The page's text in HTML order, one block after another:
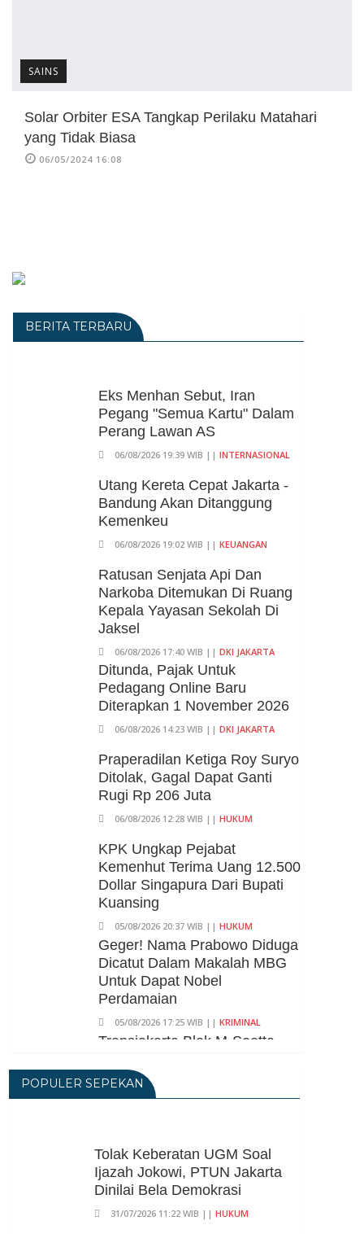
SAINS
Solar Orbiter ESA Tangkap Perilaku Matahari
yang Tidak Biasa
06/05/2024 16:08
BERITA TERBARU
Eks Menhan Sebut, Iran
Pegang "Semua Kartu" Dalam
Perang Lawan AS
06/08/2026 19:39 WIB || INTERNASIONAL
Utang Kereta Cepat Jakarta -
Bandung Akan Ditanggung
Kemenkeu
06/08/2026 19:02 WIB || KEUANGAN
Ratusan Senjata Api Dan
Narkoba Ditemukan Di Ruang
Kepala Yayasan Sekolah Di
Jaksel
06/08/2026 17:40 WIB || DKI JAKARTA
Ditunda, Pajak Untuk
Pedagang Online Baru
Diterapkan 1 November 2026
06/08/2026 14:23 WIB || DKI JAKARTA
Praperadilan Ketiga Roy Suryo
Ditolak, Gagal Dapat Ganti
Rugi Rp 206 Juta
06/08/2026 12:28 WIB || HUKUM
KPK Ungkap Pejabat
Kemenhut Terima Uang 12.500
Dollar Singapura Dari Bupati
Kuansing
05/08/2026 20:37 WIB || HUKUM
Geger! Nama Prabowo Diduga
Dicatut Dalam Makalah MBG
Untuk Dapat Nobel
Perdamaian
05/08/2026 17:25 WIB || KRIMINAL
Transjakarta Blok M-Soetta
Transbandara, Tarif Dipatok
Rp15.000
Pengangguran Di Indonesia
Pada Mei 2026 Turun Jadi 7,22
Juta Orang
05/08/2026 13:45 WIB ||TENAGA KERJA
POPULER SEPEKAN
Tolak Keberatan UGM Soal
Ijazah Jokowi, PTUN Jakarta
Dinilai Bela Demokrasi
31/07/2026 11:22 WIB || HUKUM